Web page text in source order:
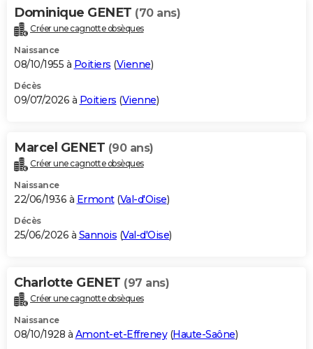
Carte de Noël
Carte Bonne année
Carte Saint-Valentin
Carte Pâques
Carte d'anniversaire
DICTIONNAIRE
Dictionnaire
Biographies
Citations
Expressions
Proverbes
PROGRAMME TV
S'inscrire
Se connecter
Lycées
Collèges
Primaires
Universités
Entreprises
Service militaire
Avis de recherche
AVIS DE DÉCÈS
Bricolage
Lifestyle
Culture
Sport
Auto
Television
Voyage
Cinema
Dominique GENET (70 ans)
Créer une cagnotte obsèques
Naissance
08/10/1955 à Poitiers (Vienne)
Décès
09/07/2026 à Poitiers (Vienne)
Marcel GENET (90 ans)
Créer une cagnotte obsèques
Naissance
22/06/1936 à Ermont(Val-d'Oise)
Décès
25/06/2026 à Sannois (Val-d'Oise)
Charlotte GENET (97 ans)
Créer une cagnotte obsèques
Naissance
08/10/1928 à Amont-et-Effreney(Haute-Saône)